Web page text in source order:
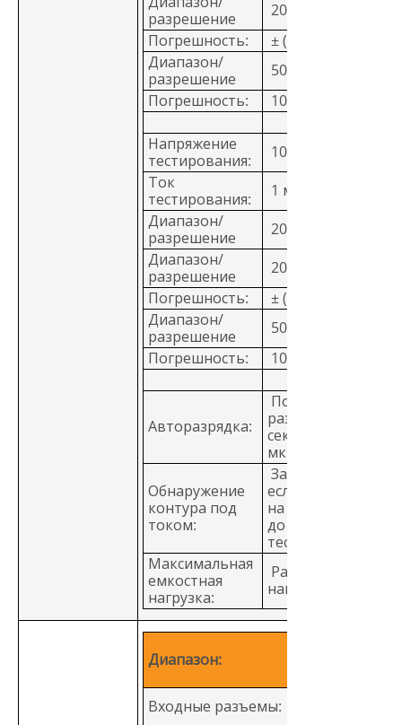
разрешение
200 MОм/0,1 MОм
Погрешность:
± (1,5%+3 знака)
Диапазон/
разрешение
500 MОм/1 MОм
Погрешность:
10%
Напряжение
тестирования:
1000 В
Ток
тестирования:
1 мА @ 1 MОм
Диапазон/
разрешение
20 MОм/0,01 MОм
Диапазон/
разрешение
200 MОм/0,1 MОм
Погрешность:
± (1,5%+3 знака)
Диапазон/
разрешение
500 MОм/1 MОм
Погрешность:
10%
Авторазрядка:
Постоянное
разрядки, 0,5
секунды для C = 1
мкФ или менее.
Обнаружение
контура под
током:
Запрещает тест,
если напряжение
на зажимах > 30 В
до
теста
Максимальная
емкостная
нагрузка:
Работает с
нагрузкой 5 мкФ
Диапазон:
Входные разъемы: